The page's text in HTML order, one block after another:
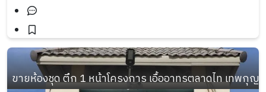
ขายห้องชุด ตึก 1 หน้าโครงการ เอื้ออาทรตลาดไท เทพกุ